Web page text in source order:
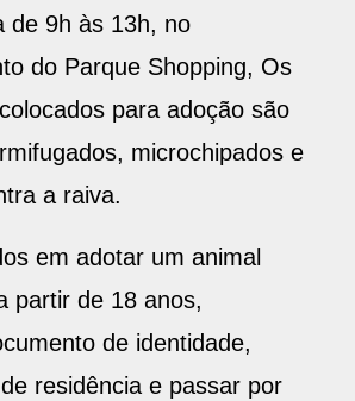
de 9h às 13h, no
do Parque Shopping, Os
para adoção são
microchipados e
a raiva.
em adotar um animal
partir de 18 anos,
de identidade,
residência e passar por